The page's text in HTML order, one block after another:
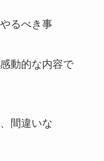
るべき事
動的な内容で
間違いな